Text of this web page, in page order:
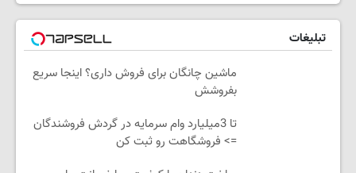
تبلیغات
ماشین چانگان برای فروش داری؟ اینجا سریع
بفروشش
تا 3میلیارد وام سرمایه در گردش فروشندگان
=> فروشگاهت رو ثبت کن